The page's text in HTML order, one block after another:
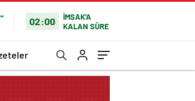
02:00
İMSAK'A
KALAN SÜRE